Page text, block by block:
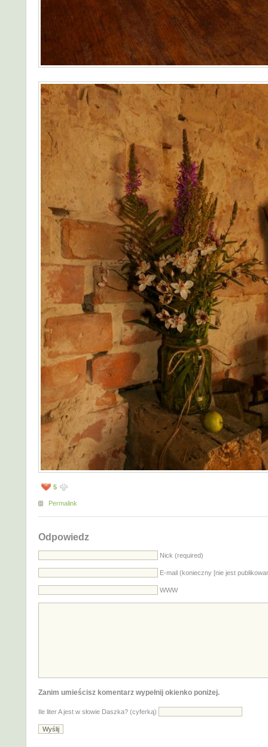
5
Permalink
Odpowiedz
Nick (required)
E-mail (konieczny [nie jest
WWW
Zanim umieścisz komentarz wypełnij okienko poniżej.
Ile liter A jest w słowie Daszka? (cyferką)